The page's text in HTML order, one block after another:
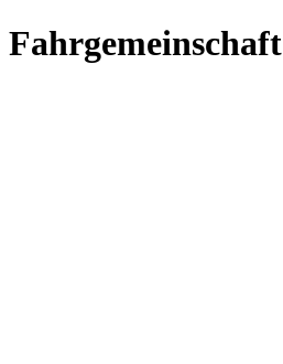
Fahrgemeinschaft